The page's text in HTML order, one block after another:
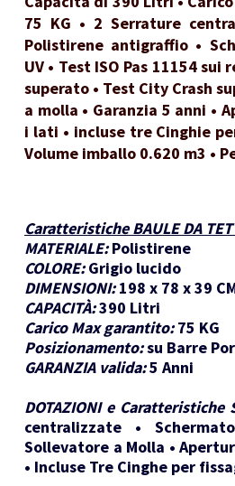
75 KG • 2 Serrature
Polistirene antigraffio •
UV • Test ISO Pas 11154
superato • Test City Crash
a molla • Garanzia 5 anni •
i lati • incluse tre Cinghie
Volume imballo 0.620 m3 •
Caratteristiche BAULE DA
MATERIALE: Polistirene
COLORE: Grigio lucido
DIMENSIONI: 198 x 78 x 39
CAPACITÀ:390 Litri
Carico Max garantito: 75 KG
Posizionamento:su Barre
GARANZIA valida:5 Anni
DOTAZIONI e Caratteristiche
centralizzate •
Sollevatore a Molla •
• Incluse Tre Cinghe per